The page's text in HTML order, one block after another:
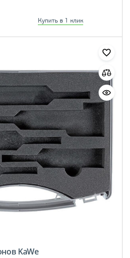
Купить в 1 клик
KaWe